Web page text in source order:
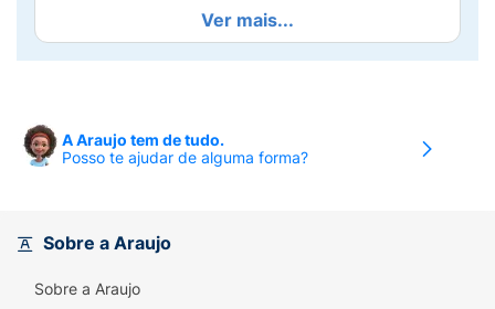
• AJUDA A ELIMINAR MANCHAS superficiais
com o uso regular da pasta de dentes na
escovação 3D White Perfection, com
• O SABOR DE HORTELÃ da Pasta de Dentes
fortes e gengivas saudáveis com sua
Ver mais...
A Araujo tem de tudo.
Posso te ajudar de alguma forma?
Sobre a Araujo
Sobre a Araujo